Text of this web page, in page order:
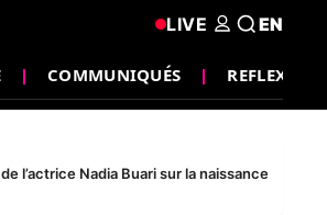
COMMUNIQUÉS REFLEXION
LIVE EN
l’actrice Nadia Buari sur la naissance